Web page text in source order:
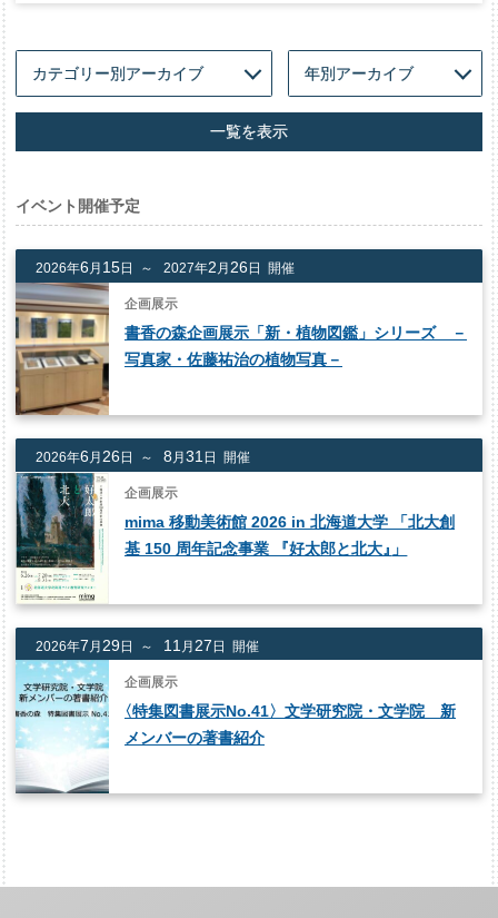
一覧を表示
イベント開催予定
2026年6 月 15日 ～ 2027年2 月 26 日 開催
企画展示
書香の森企画展示「新・植物図鑑」シリーズ －
写真家・佐藤祐治の植物写真－
2026年6 月 26 日 ～ 8 月 31日 開催
企画展示
mima 移動美術館 2026 in 北海道大学 「北大創
基 150 周年記念事業 『好太郎と北大』 」
2026年7 月 29日 ～ 11月 27 日 開催
企画展示
〈特集図書展示No.41〉文学研究院・文学院 新
メンバーの著書紹介